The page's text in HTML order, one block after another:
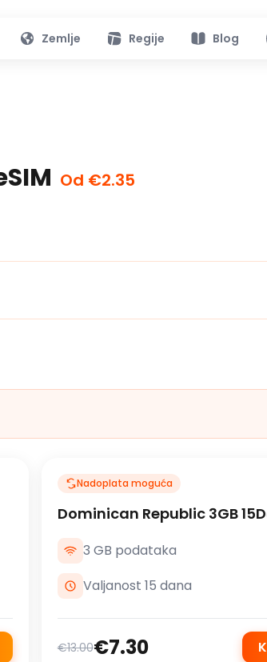
Zemlje Regije Blog
Od €2.35
Nadoplata moguća
Dominican Republic 3GB
3 GB podataka
Valjanost 15 dana
€13.00€7.30